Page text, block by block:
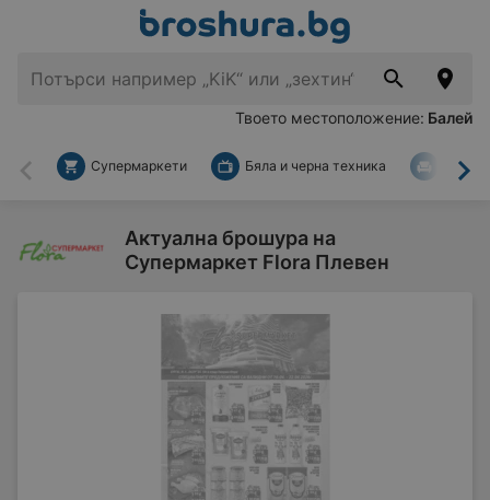
Твоето местоположение: Балей
Назад
Супермаркети Бяла и черна техника За
Актуална брошура на
Супермаркет Flora Плевен